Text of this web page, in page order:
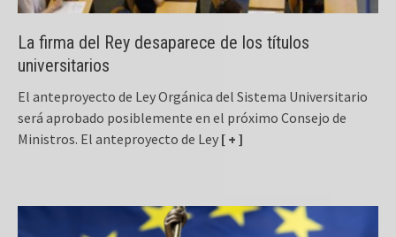
La firma del Rey desaparece de los títulos
universitarios
El anteproyecto de Ley Orgánica del Sistema Universitario
será aprobado posiblemente en el próximo Consejo de
Ministros. El anteproyecto de Ley [ + ]